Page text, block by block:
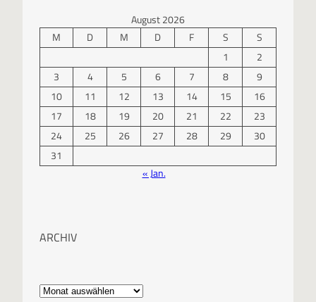
August 2026
M
D M D F S
S
1
2
3
4 5 6 7 8
9
10
11 12 13 14 15
16
17
18 19 20 21 22
23
24
25 26 27 28 29
30
31
« Jan.
ARCHIV
A